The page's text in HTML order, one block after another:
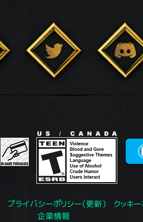
プライバシーポリシー（更新） クッキ
企業情報